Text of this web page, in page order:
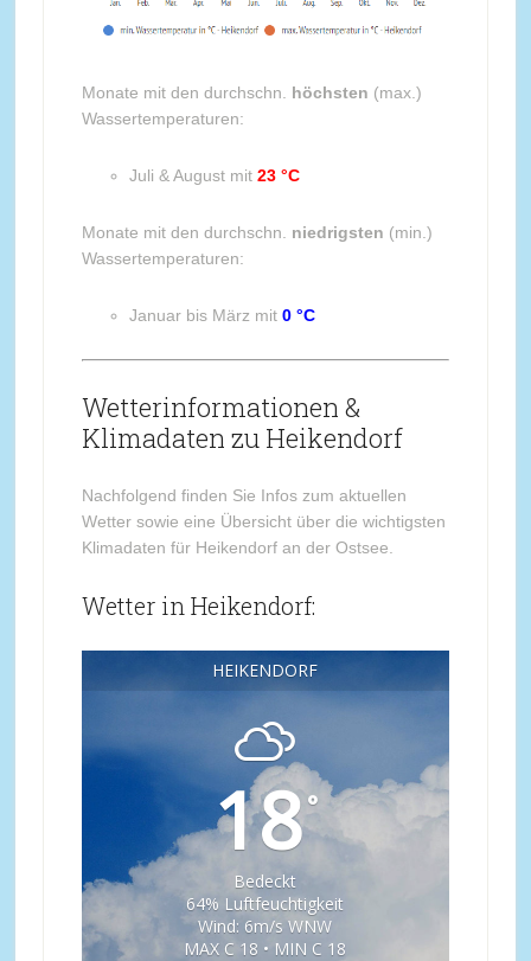
Monate mit den durchschn. höchsten (max.)
Wassertemperaturen:
Juli & August mit 23 °C
Monate mit den durchschn. niedrigsten (min.)
Wassertemperaturen:
Januar bis März mit 0 °C
Wetterinformationen &
Klimadaten zu Heikendorf
Nachfolgend finden Sie Infos zum aktuellen
Wetter sowie eine Übersicht über die wichtigsten
Klimadaten für Heikendorf an der Ostsee.
Wetter in Heikendorf:
HEIKENDORF
18°
Bedeckt
64% Luftfeuchtigkeit
Wind: 6m/s WNW
MAX C 18 • MIN C 18